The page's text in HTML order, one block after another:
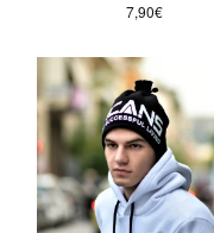
7,90€